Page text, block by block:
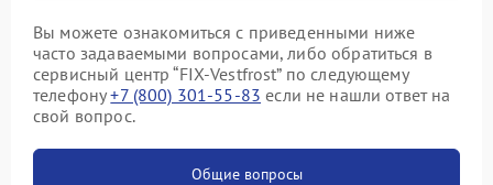
Вы можете ознакомиться с приведенными ниже
часто задаваемыми вопросами, либо обратиться в
сервисный центр “FIX-Vestfrost” по следующему
телефону+7 (800) 301-55-83 если не нашли ответ на
свой вопрос.
Общие вопросы